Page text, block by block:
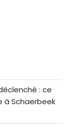
: ce
à Schaerbeek